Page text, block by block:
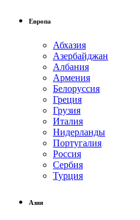
Европа
Абхазия
Азербайджан
Албания
Армения
Белоруссия
Греция
Грузия
Италия
Нидерланды
Португалия
Россия
Сербия
Турция
Азия